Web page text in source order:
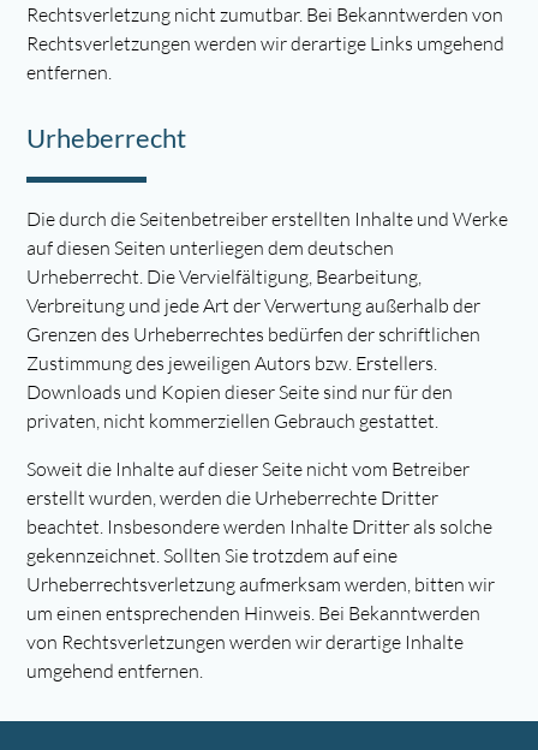
Rechtsverletzung nicht zumutbar. Bei Bekanntwerden von
Rechtsverletzungen werden wir derartige Links umgehend
entfernen.
Urheberrecht
Die durch die Seitenbetreiber erstellten Inhalte und Werke
auf diesen Seiten unterliegen dem deutschen
Urheberrecht. Die Vervielfältigung, Bearbeitung,
Verbreitung und jede Art der Verwertung außerhalb der
Grenzen des Urheberrechtes bedürfen der schriftlichen
Zustimmung des jeweiligen Autors bzw. Erstellers.
Downloads und Kopien dieser Seite sind nur für den
privaten, nicht kommerziellen Gebrauch gestattet.
Soweit die Inhalte auf dieser Seite nicht vom Betreiber
erstellt wurden, werden die Urheberrechte Dritter
beachtet. Insbesondere werden Inhalte Dritter als solche
gekennzeichnet. Sollten Sie trotzdem auf eine
Urheberrechtsverletzung aufmerksam werden, bitten wir
um einen entsprechenden Hinweis. Bei Bekanntwerden
von Rechtsverletzungen werden wir derartige Inhalte
umgehend entfernen.